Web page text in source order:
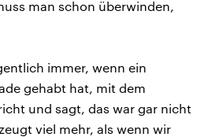
man schon überwinden,
immer, wenn ein
gehabt hat, mit dem
und sagt, das war gar nicht
viel mehr, als wenn wir